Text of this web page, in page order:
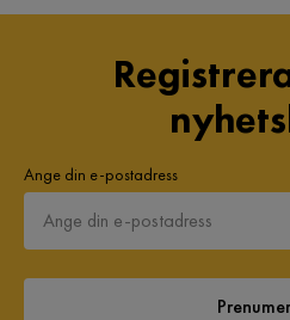
Ange din e-postadress